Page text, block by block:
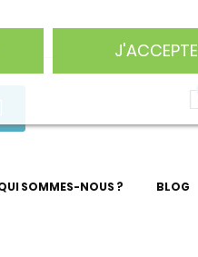
J'ACCEPTE
SOMMES-NOUS ? BLOG